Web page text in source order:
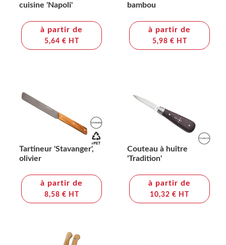
cuisine 'Napoli'
à partir de
5,64 € HT
bambou
à partir de
5,98 € HT
Tartineur 'Stavanger',
olivier
à partir de
8,58 € HT
Couteau à huître
'Tradition'
à partir de
10,32 € HT